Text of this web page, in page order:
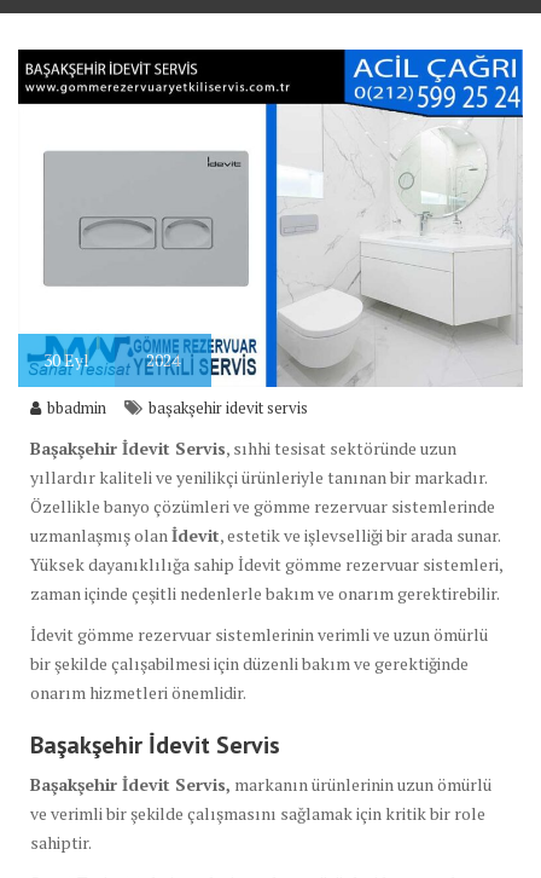
30Eyl 2024
bbadmin başakşehir idevit servis
Başakşehir İdevit Servis, sıhhi tesisat sektöründe uzun
yıllardır kaliteli ve yenilikçi ürünleriyle tanınan bir markadır.
Özellikle banyo çözümleri ve gömme rezervuar sistemlerinde
uzmanlaşmış olan İdevit, estetik ve işlevselliği bir arada sunar.
Yüksek dayanıklılığa sahip İdevit gömme rezervuar sistemleri,
zaman içinde çeşitli nedenlerle bakım ve onarım gerektirebilir.
İdevit gömme rezervuar sistemlerinin verimli ve uzun ömürlü
bir şekilde çalışabilmesi için düzenli bakım ve gerektiğinde
onarım hizmetleri önemlidir.
Başakşehir İdevit Servis
Başakşehir İdevit Servis, markanın ürünlerinin uzun ömürlü
ve verimli bir şekilde çalışmasını sağlamak için kritik bir role
sahiptir.